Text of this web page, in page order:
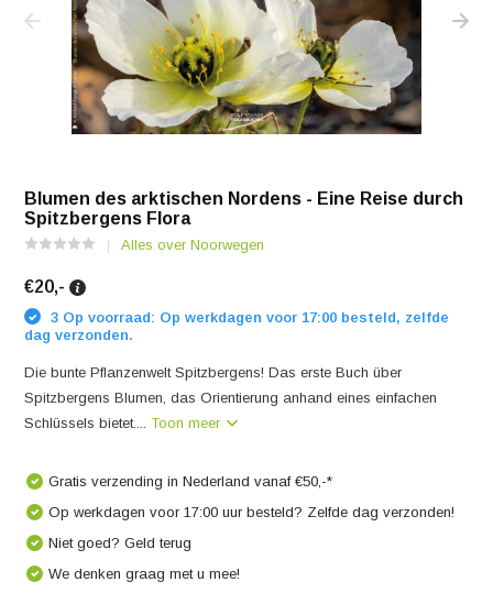
Blumen des arktischen Nordens - Eine Reise durch
Spitzbergens Flora
Alles over Noorwegen
€20,-
3 Op voorraad: Op werkdagen voor 17:00 besteld, zelfde
dag verzonden.
Die bunte Pflanzenwelt Spitzbergens! Das erste Buch über
Spitzbergens Blumen, das Orientierung anhand eines einfachen
Schlüssels bietet....Toon meer
Gratis verzending in Nederland vanaf €50,-*
Op werkdagen voor 17:00 uur besteld? Zelfde dag verzonden!
Niet goed? Geld terug
We denken graag met u mee!